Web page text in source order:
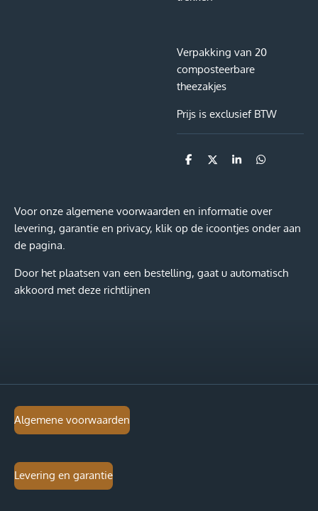
Verpakking van 20
composteerbare
theezakjes
Prijs is exclusief BTW
D
D
S
e
D
Voor onze algemene voorwaarden en informatie over
levering, garantie en privacy, klik op de icoontjes onder aan
de pagina.
Door het plaatsen van een bestelling, gaat u automatisch
akkoord met deze richtlijnen
Algemene voorwaarden
Levering en garantie